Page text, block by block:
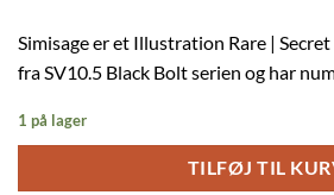
Simisage er et Illustration Rare |
fra SV10.5 Black Bolt serien og har
1 på lager
TILFØJ TIL